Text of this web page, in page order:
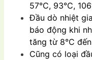
57°C, 93°C,
Đầu dò nhiệt
báo động khi
tăng từ 8°C
Cũng có loại